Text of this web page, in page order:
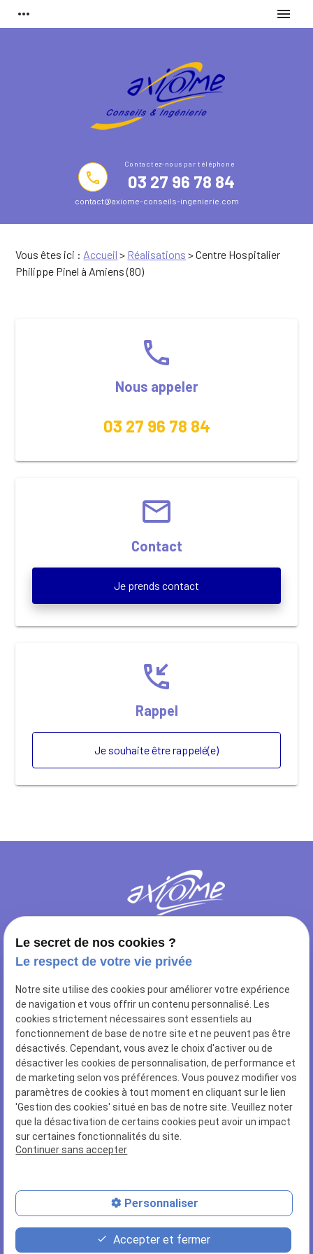
more_horiz menu
phone 03 27 96 78 84
contact@axiome-conseils-ingenierie.com
Vous êtes ici : Accueil > Réalisations >Centre Hospitalier
Philippe Pinel à Amiens (80)
phone
Nous appeler
03 27 96 78 84
email
Contact
Je prends contact
phone_callback
Rappel
Je souhaite être rappelé(e)
NOUS RETROUVER
10 rue de Sailly
62112 CORBEHEM
NOUS CONTACTER
03 27 96 78 84
NUMÉRO SIRET
44502466400028
LIENS UTILES
Mentions légales
Politique de confidentialité
Gestion des cookies
Le secret de nos cookies ?
Le respect de votre vie privée
Notre site utilise des cookies pour améliorer votre expérience
de navigation et vous offrir un contenu personnalisé. Les
cookies strictement nécessaires sont essentiels au
fonctionnement de base de notre site et ne peuvent pas être
désactivés. Cependant, vous avez le choix d'activer ou de
désactiver les cookies de personnalisation, de performance et
de marketing selon vos préférences. Vous pouvez modifier vos
paramètres de cookies à tout moment en cliquant sur le lien
'Gestion des cookies' situé en bas de notre site. Veuillez noter
que la désactivation de certains cookies peut avoir un impact
sur certaines fonctionnalités du site.
Continuer sans accepter
Personnaliser
Accepter et fermer